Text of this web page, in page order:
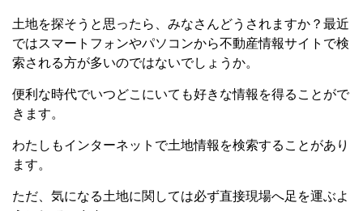
土地を探そうと思ったら、みなさんどうされますか？最近
ではスマートフォンやパソコンから不動産情報サイトで検
索される方が多いのではないでしょうか。
便利な時代でいつどこにいても好きな情報を得ることがで
きます。
わたしもインターネットで土地情報を検索することがあり
ます。
ただ、気になる土地に関しては必ず直接現場へ足を運ぶよ